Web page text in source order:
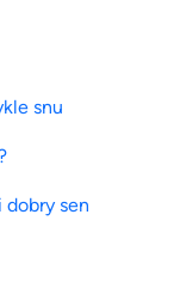
snu
dobry sen